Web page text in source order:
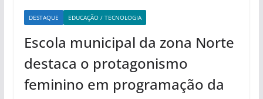
DESTAQUE EDUCAÇÃO / TECNOLOGIA
Escola municipal da zona Norte
destaca o protagonismo
feminino em programação da